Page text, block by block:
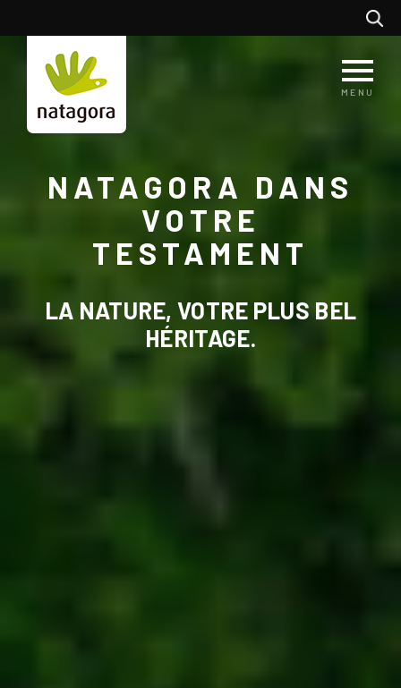
principal
MENU
NATAGORA DANS
VOTRE
TESTAMENT
LA NATURE, VOTRE PLUS BEL
HÉRITAGE.